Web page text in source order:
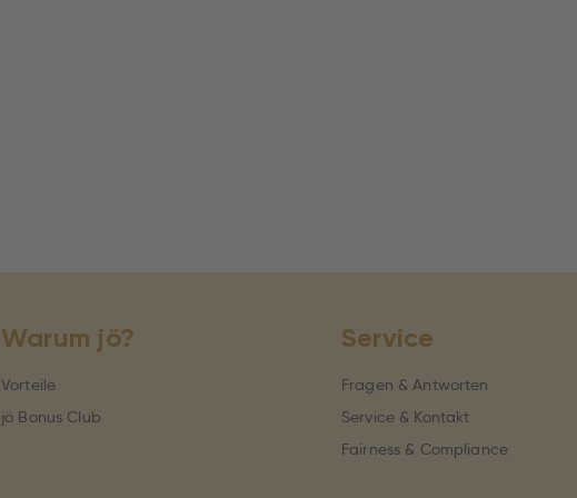
Warum jö?
Vorteile
jö Bonus Club
Service
Fragen & Antworten
Service & Kontakt
Fairness & Compliance